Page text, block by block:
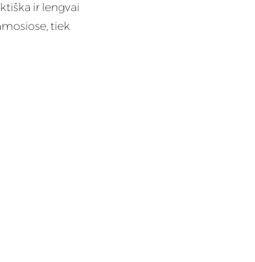
ir lengvai
tiek